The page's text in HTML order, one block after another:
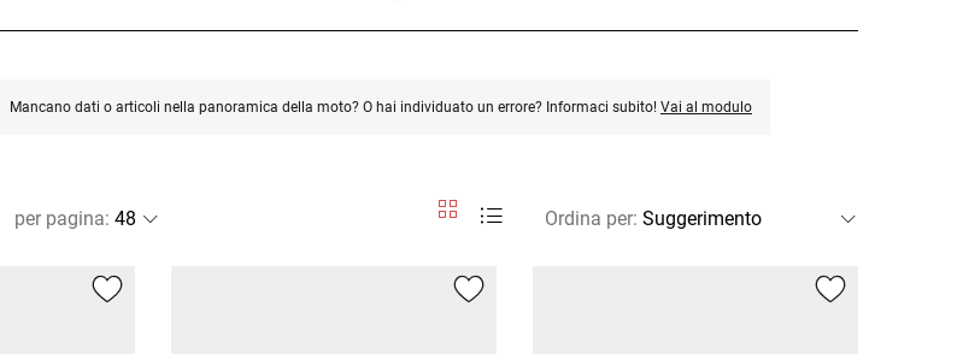
Mancano dati o articoli nella panoramica della moto? O hai individuato un errore? Informaci subito! Vai al modulo
per pagina: Ordina per: